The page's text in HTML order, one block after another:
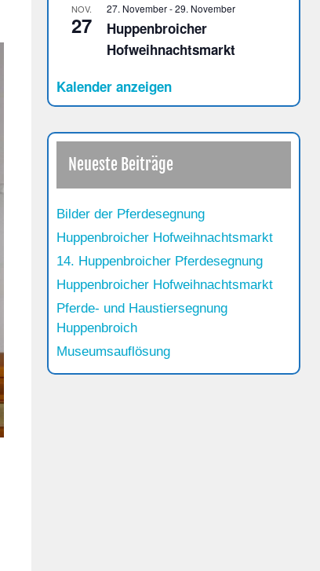
NOV.
27
27. November-29. November
Huppenbroicher
Hofweihnachtsmarkt
Kalender anzeigen
Neueste Beiträge
Bilder der Pferdesegnung
Huppenbroicher Hofweihnachtsmarkt
14. Huppenbroicher Pferdesegnung
Huppenbroicher Hofweihnachtsmarkt
Pferde- und Haustiersegnung
Huppenbroich
Museumsauflösung